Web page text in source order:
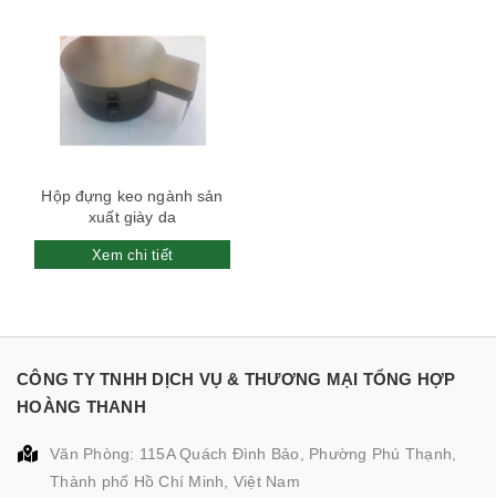
Hộp đựng keo ngành sản
xuất giày da
Xem chi tiết
CÔNG TY TNHH DỊCH VỤ & THƯƠNG MẠI TỔNG HỢP
HOÀNG THANH
Văn Phòng: 115A Quách Đình Bảo, Phường Phú Thạnh,
Thành phố Hồ Chí Minh, Việt Nam